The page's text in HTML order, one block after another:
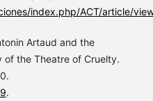
index.php/ACT/article/
Artaud and the
of the Theatre of Cruelty.
.